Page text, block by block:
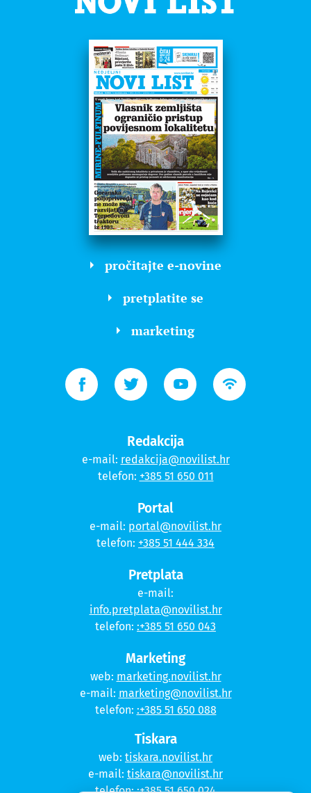
pročitajte e-novine
pretplatite se
marketing
Redakcija
e-mail: redakcija@novilist.hr
telefon: +385 51 650 011
Portal
e-mail: portal@novilist.hr
telefon: +385 51 444 334
Pretplata
e-mail:
info.pretplata@novilist.hr
telefon: :+385 51 650 043
Marketing
web: marketing.novilist.hr
e-mail: marketing@novilist.hr
telefon: :+385 51 650 088
Tiskara
web: tiskara.novilist.hr
e-mail: tiskara@novilist.hr